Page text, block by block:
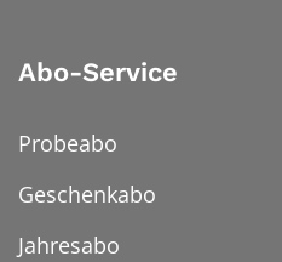
Abo-Service
Probeabo
Geschenkabo
Jahresabo